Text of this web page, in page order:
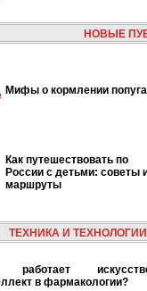
НОВЫЕ
Мифы о кормлении
Как путешествовать по
России с детьми: советы
маршруты
ТЕХНИКА И ТЕХНОЛОГИИ
в фармакологии?